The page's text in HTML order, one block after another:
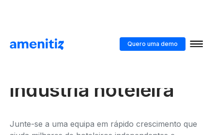
Quero uma demo
Junte-se a nós para
indústria hoteleira
Junte-se a uma equipa em rápido crescimento que